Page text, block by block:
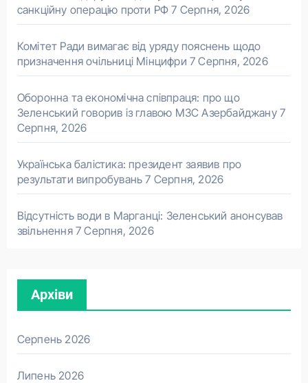
санкційну операцію проти РФ 7 Серпня, 2026
Комітет Ради вимагає від уряду пояснень щодо
призначення очільниці Мінцифри 7 Серпня, 2026
Оборонна та економічна співпраця: про що
Зеленський говорив із главою МЗС Азербайджану 7
Серпня, 2026
Українська балістика: президент заявив про
результати випробувань 7 Серпня, 2026
Відсутність води в Марганці: Зеленський анонсував
звільнення 7 Серпня, 2026
Архіви
Серпень 2026
Липень 2026